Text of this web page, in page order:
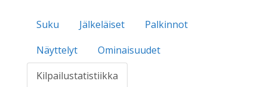
Suku Jälkeläiset
Palkinnot
Näyttelyt
Ominaisuudet
Kilpailustatistiikka